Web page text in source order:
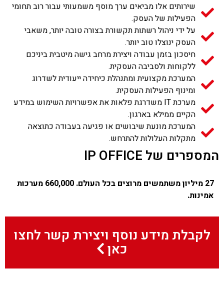
שירותים אלו מביאים ערך מוסף משמעותי עבור רוב תחומי
הפעילות של העסק.
על ידי ניהול רשתות תקשורת בצורה טובה יותר, משאבי
העסק ינוצלו טוב יותר.
חיסכון בזמן עבודה ויצירת מרחב גישה מיטבית ביניכם
ללקוחות ולסביבה העסקית.
המערכת מקצועית ומתנהלת כיחידה ייעודית לשדרוג
ומינוף הפעילות העסקית.
מערכת IT משדרגת פלאות את אפשרויות השימוש במידע
הקיים ממילא בארגון.
המערכת מונעת שיבושים או פגיעה בעבודה כתוצאה
מתקלות העלולות להתרחש.
המספרים של IP OFFICE
27 מיליון משתמשים מרוצים בכל העולם. 660,000 מערכות
אמינות.
לקבלת מידע נוסף ויצירת קשר לחצו
כאן